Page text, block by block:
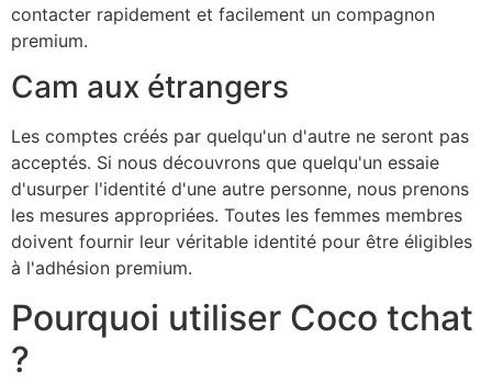
contacter rapidement et facilement un compagnon
premium.
Cam aux étrangers
Les comptes créés par quelqu'un d'autre ne seront pas
acceptés. Si nous découvrons que quelqu'un essaie
d'usurper l'identité d'une autre personne, nous prenons
les mesures appropriées. Toutes les femmes membres
doivent fournir leur véritable identité pour être éligibles
à l'adhésion premium.
Pourquoi utiliser Coco tchat
?